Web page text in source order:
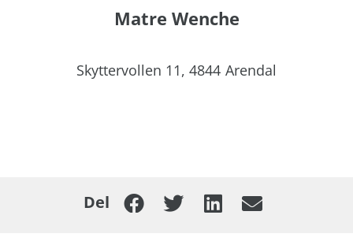
Matre Wenche
Skyttervollen 11, 4844 Arendal
Del